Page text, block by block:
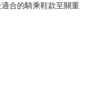
合的騎乘鞋款至關重